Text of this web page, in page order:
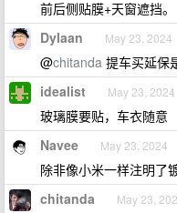
前后侧贴膜+天窗遮挡。
Dylaan May 23, 2024
@chitanda 提车买延保
idealist May 23, 2024
玻璃膜要贴，车衣随意
Navee May 23, 2024
除非像小米一样注明了
chitanda May 23,